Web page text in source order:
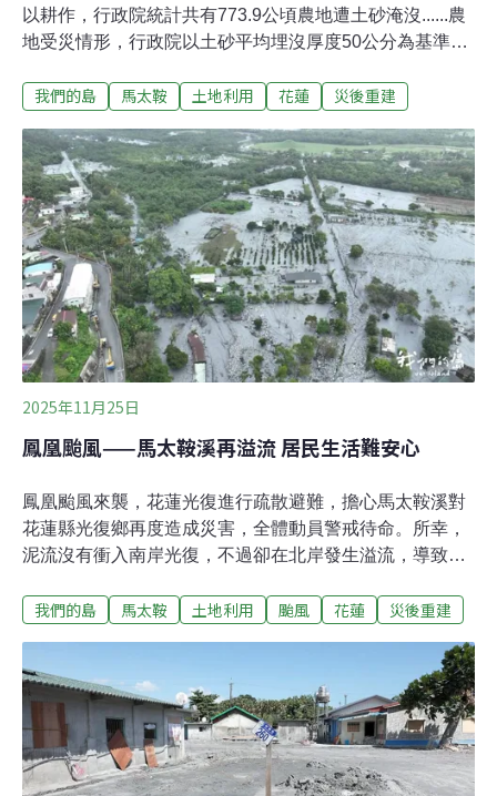
以耕作，行政院統計共有773.9公頃農地遭土砂淹沒......農
地受災情形，行政院以土砂平均埋沒厚度50公分為基準。
般受災區農業用地淹沒面積，統計共555.31公頃，重災區
積的農地受損，受損程度都不相同，復耕如何可能？輕中
度受災：可進行土壤改良農業部成立土壤專家團，進行現
地量測，依照不同受災程度，擬定土壤改良措施。農業部
花蓮區改良場作物環境科助理研究員倪禮豐表示，土壤經
過檢測，沒有重金屬污染疑慮，農民可以放心進行後續種
植作業，但是考量土壤有機質不足、土壤分層，以及地力
缺乏等問題，因此根據不同受災程度的農地，分別提出復
耕建議。花改場將淤土深度小於10公分、10到20公分和20
公分以上分為三種樣態。淤土深度小於10公分的農地，建
議施
我們的島 馬太鞍 土地利用 花蓮 災後重建
2025年11月25日
鳳凰颱風——馬太鞍溪再溢流 居民生活難安心
鳳凰颱風來襲，花蓮光復進行疏散避難，擔心馬太鞍溪對
花蓮縣光復鄉再度造成災害，全體動員警戒待命。所幸，
泥流沒有衝入南岸光復，不過卻在北岸發生溢流，導致萬
的災情……鳳凰颱風路徑曲折，氣象預測經過菲律賓後，
雨，政府擔心馬太鞍溪造成災情，在11月10日對溪流兩岸
居民進行疏散避難，居民進入各地收容所。光復鄉大馬村
居民陳先生一家人，住進光復國小收容所，簡易的收容環
境，生活十分不便。對於不斷躲避災害，頻繁進入收容
所，他希望能夠快點確定，中繼或安置計畫。居民疏散後
我們的島 馬太鞍 土地利用 颱風 花蓮 災後重建